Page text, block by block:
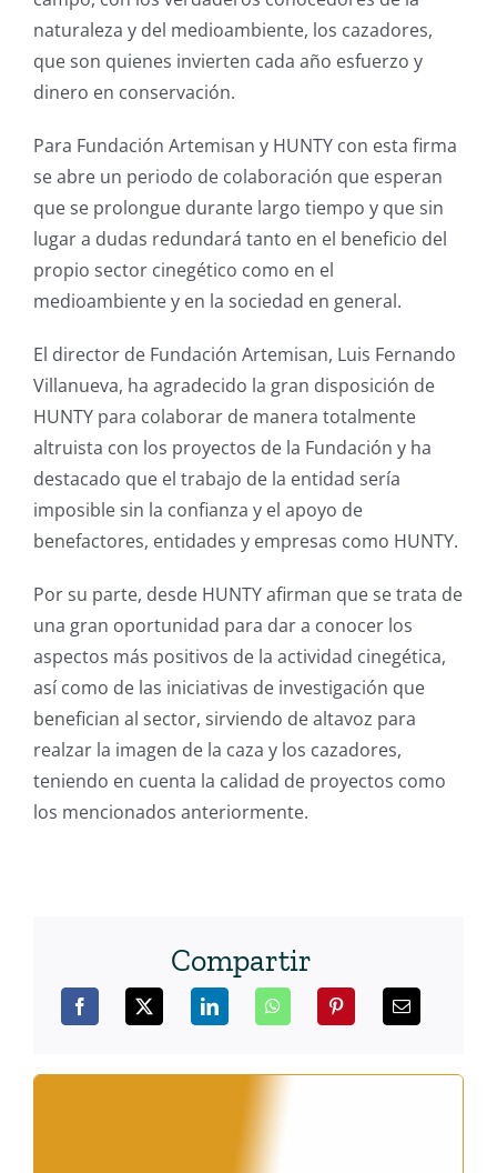
naturaleza y del medioambiente, los cazadores,
que son quienes invierten cada año esfuerzo y
dinero en conservación.
Para Fundación Artemisan y HUNTY con esta firma
se abre un periodo de colaboración que esperan
que se prolongue durante largo tiempo y que sin
lugar a dudas redundará tanto en el beneficio del
propio sector cinegético como en el
medioambiente y en la sociedad en general.
El director de Fundación Artemisan, Luis Fernando
Villanueva, ha agradecido la gran disposición de
HUNTY para colaborar de manera totalmente
altruista con los proyectos de la Fundación y ha
destacado que el trabajo de la entidad sería
imposible sin la confianza y el apoyo de
benefactores, entidades y empresas como HUNTY.
Por su parte, desde HUNTY afirman que se trata de
una gran oportunidad para dar a conocer los
aspectos más positivos de la actividad cinegética,
así como de las iniciativas de investigación que
benefician al sector, sirviendo de altavoz para
realzar la imagen de la caza y los cazadores,
teniendo en cuenta la calidad de proyectos como
los mencionados anteriormente.
Compartir